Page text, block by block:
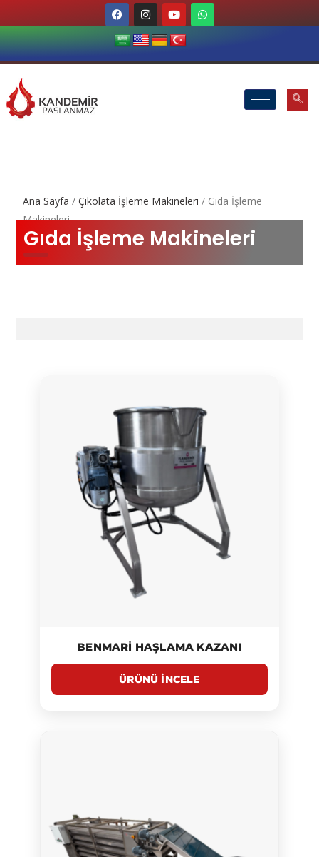
Ana Sayfa /Çikolata İşleme Makineleri / Gıda İşleme
Makineleri
Gıda İşleme Makineleri
BENMARI HAŞLAMA KAZANI